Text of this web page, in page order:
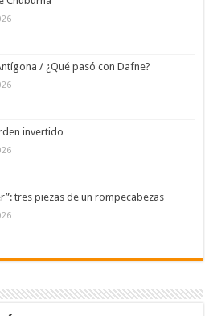
/ ¿Qué pasó con Dafne?
invertido
tres piezas de un rompecabezas